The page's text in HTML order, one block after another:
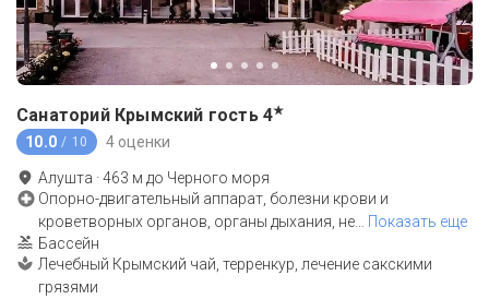
Санаторий Крымский гость 4★
10.0 / 10 4 оценки
Алушта ·463 м до Черного моря
Опорно-двигательный аппарат, болезни крови и
кроветворных органов, органы дыхания, не… Показать еще
Бассейн
Лечебный Крымский чай, терренкур, лечение сакскими
грязями